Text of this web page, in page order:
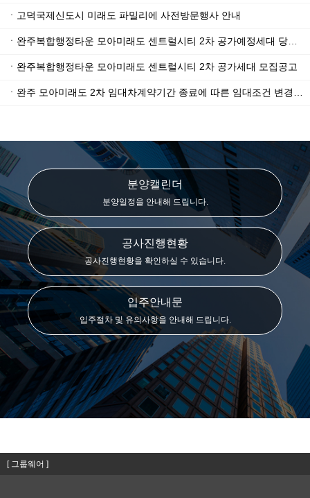
ㆍ 고덕국제신도시 미래도 파밀리에 사전방문행사 안내
ㆍ 완주복합행정타운 모아미래도 센트럴시티 2차 공가예정세대 당첨자(예비포함) 안내
ㆍ 완주복합행정타운 모아미래도 센트럴시티 2차 공가세대 모집공고
ㆍ 완주 모아미래도 2차 임대차계약기간 종료에 따른 임대조건 변경안내 및 퇴거접수 안내의 건
분양캘린더
분양일정을 안내해 드립니다.
공사진행현황
공사진행현황을 확인하실 수 있습니다.
입주안내문
입주절차 및 유의사항을 안내해 드립니다.
[ 그룹웨어 ]